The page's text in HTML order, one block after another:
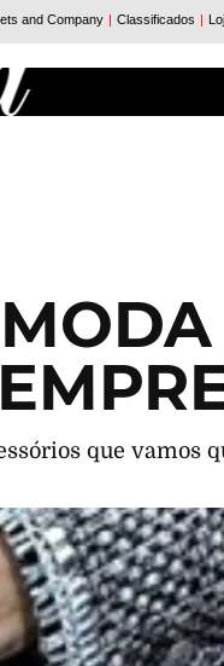
que vamos